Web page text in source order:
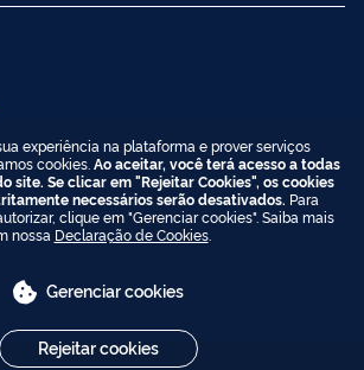
experiência na plataforma e prover serviços
cookies. Ao aceitar, você terá acesso a todas
site. Se clicar em "Rejeitar Cookies", os cookies
necessários serão desativados. Para
clique em "Gerenciar cookies". Saiba mais
nossa Declaração de Cookies.
Gerenciar cookies
Rejeitar cookies